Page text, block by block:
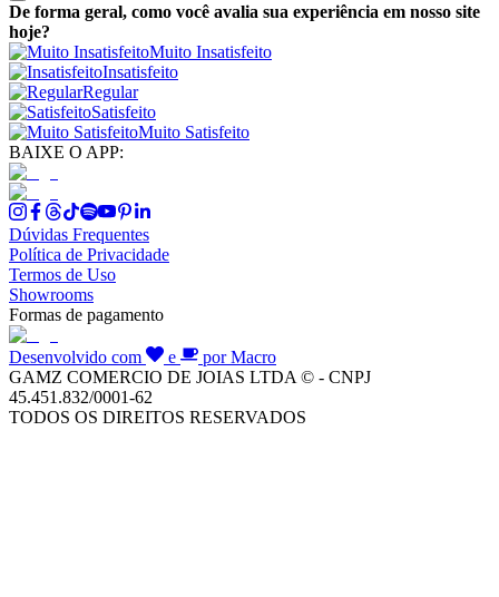
De forma geral, como você avalia sua experiência em nosso site
hoje?
Muito Insatisfeito
Insatisfeito
Regular
Satisfeito
Muito Satisfeito
BAIXE O APP:
Dúvidas Frequentes
Política de Privacidade
Termos de Uso
Showrooms
Formas de pagamento
Desenvolvido com e
por Macro
GAMZ COMERCIO DE JOIAS LTDA © - CNPJ
45.451.832/0001-62
TODOS OS DIREITOS RESERVADOS